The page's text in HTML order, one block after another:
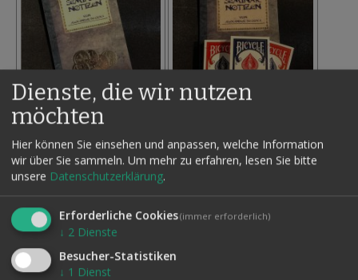
ZAUBERTALER, 10 STCK. +
SEMINARHEFT
17,50 € 24,50 €
Inkl. MwSt.,
zzgl.Versand
den
Wunschzettel
SPIELE + SEMINARHEFT
Inkl. MwSt.,
Dienste, die wir nutzen
möchten
Hier können Sie einsehen und anpassen, welche Information
wir über Sie sammeln. Um mehr zu erfahren, lesen Sie bitte
unsere Datenschutzerklärung.
Erforderliche Cookies(immer erforderlich)
↓ 2 Dienste
Besucher-Statistiken
↓ 1 Dienst